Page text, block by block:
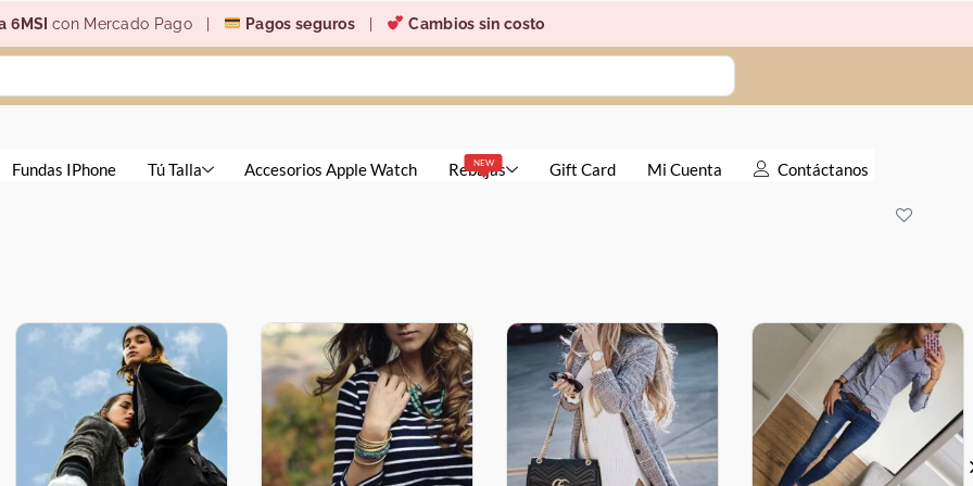
6MSIcon Mercado Pago | Pagos seguros Cambios sin costo
Fundas IPhone Tú Talla Accesorios Apple Watch NEW
Rebajas Gift Card Mi Cuenta Contáctanos